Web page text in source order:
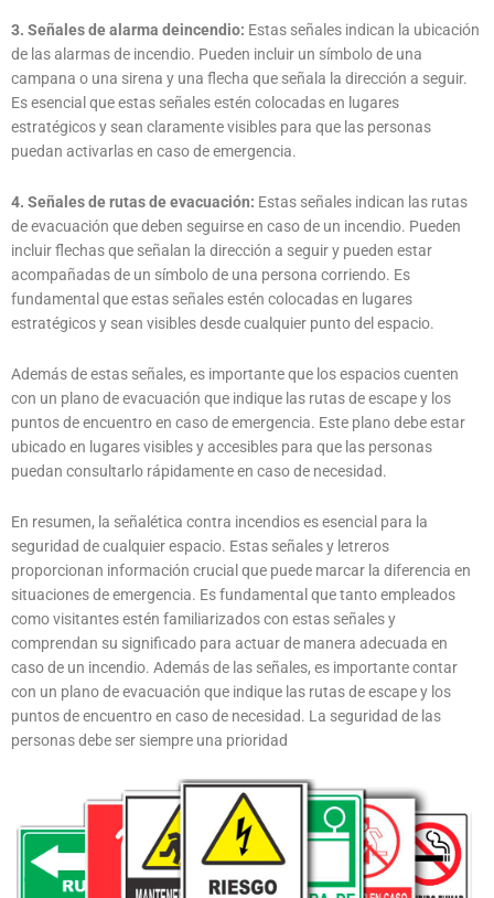
3. Señales de alarma deincendio: Estas señales indican la ubicación
de las alarmas de incendio. Pueden incluir un símbolo de una
campana o una sirena y una flecha que señala la dirección a seguir.
Es esencial que estas señales estén colocadas en lugares
estratégicos y sean claramente visibles para que las personas
puedan activarlas en caso de emergencia.
4. Señales de rutas de evacuación: Estas señales indican las rutas
de evacuación que deben seguirse en caso de un incendio. Pueden
incluir flechas que señalan la dirección a seguir y pueden estar
acompañadas de un símbolo de una persona corriendo. Es
fundamental que estas señales estén colocadas en lugares
estratégicos y sean visibles desde cualquier punto del espacio.
Además de estas señales, es importante que los espacios cuenten
con un plano de evacuación que indique las rutas de escape y los
puntos de encuentro en caso de emergencia. Este plano debe estar
ubicado en lugares visibles y accesibles para que las personas
puedan consultarlo rápidamente en caso de necesidad.
En resumen, la señalética contra incendios es esencial para la
seguridad de cualquier espacio. Estas señales y letreros
proporcionan información crucial que puede marcar la diferencia en
situaciones de emergencia. Es fundamental que tanto empleados
como visitantes estén familiarizados con estas señales y
comprendan su significado para actuar de manera adecuada en
caso de un incendio. Además de las señales, es importante contar
con un plano de evacuación que indique las rutas de escape y los
puntos de encuentro en caso de necesidad. La seguridad de las
personas debe ser siempre una prioridad